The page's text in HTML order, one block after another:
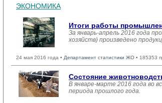
ЭКОНОМИКА
Итоги работы
За январь-апрель 2016 года
хозяйств) произведено
24 мая 2016 года • Департамент статистики ЖО • 185353
Состояние
В январе-марте 2016 года во
периода прошлого года.